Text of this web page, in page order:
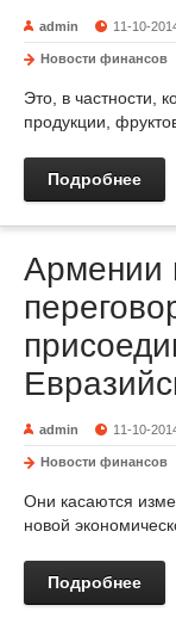
admin 11-10-
Новости финансов
Это, в частности,
продукции,
Подробнее
Армении
admin 11-10-
Новости финансов
Они касаются
новой
Подробнее